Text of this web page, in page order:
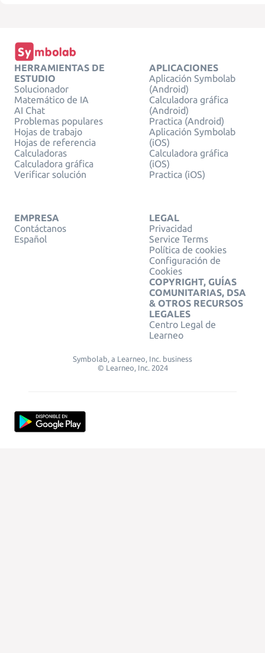
HERRAMIENTAS DE
ESTUDIO
Solucionador
Matemático de IA
AI Chat
Problemas populares
Hojas de trabajo
Hojas de referencia
Calculadoras
Calculadora gráfica
Verificar solución
APLICACIONES
Aplicación Symbolab
(Android)
Calculadora gráfica
(Android)
Practica (Android)
Aplicación Symbolab
(iOS)
Calculadora gráfica
(iOS)
Practica (iOS)
EMPRESA
Contáctanos
Español
LEGAL
Privacidad
Service Terms
Política de cookies
Configuración de
Cookies
COPYRIGHT, GUÍAS
COMUNITARIAS, DSA
& OTROS RECURSOS
LEGALES
Centro Legal de
Learneo
Symbolab, a Learneo, Inc. business
© Learneo, Inc. 2024